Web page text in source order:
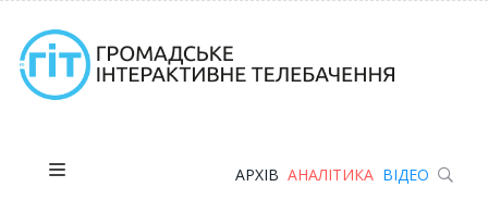
АРХІВ АНАЛІТИКА ВІДЕО